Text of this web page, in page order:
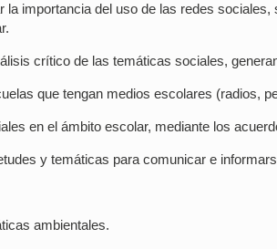
importancia del uso de las redes
crítico de las temáticas sociales,
que tengan medios escolares (radios,
en el ámbito escolar, mediante los
y temáticas para comunicar e
ambientales.